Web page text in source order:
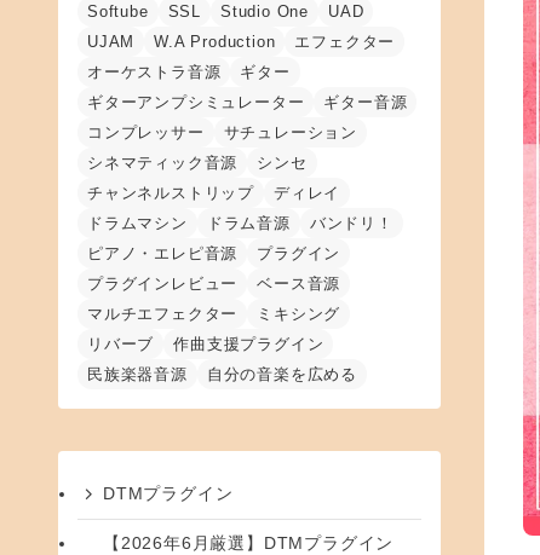
Softube
SSL Studio One
UAD
UJAM
W.A Production
エフェクター
オーケストラ音源
ギター
ギターアンプシミュレーター
ギター音源
コンプレッサー
サチュレーション
シネマティック音源
シンセ
チャンネルストリップ
ディレイ
ドラムマシン
ドラム音源
バンドリ！
ピアノ・エレピ音源
プラグイン
プラグインレビュー
ベース音源
マルチエフェクター
ミキシング
リバーブ
作曲支援プラグイン
民族楽器音源
自分の音楽を広める
DTMプラグイン
【2026年6月厳選】DTMプラグイン